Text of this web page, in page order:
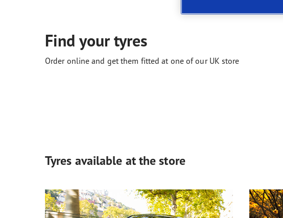
Find your tyres
Order online and get them fitted at one of our UK store
Tyres available at the store